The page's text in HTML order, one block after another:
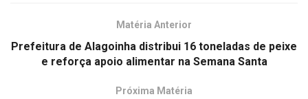
Matéria Anterior
Prefeitura de Alagoinha distribui 16 toneladas de peixe
e reforça apoio alimentar na Semana Santa
Próxima Matéria